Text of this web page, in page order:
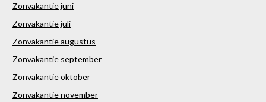
Zonvakantie juni
Zonvakantie juli
Zonvakantie augustus
Zonvakantie september
Zonvakantie oktober
Zonvakantie november